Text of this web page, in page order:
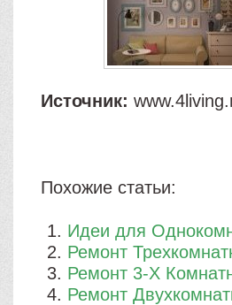
Источник:
Похожие статьи:
Идеи для
Ремонт
Ремонт 3-Х
Ремонт